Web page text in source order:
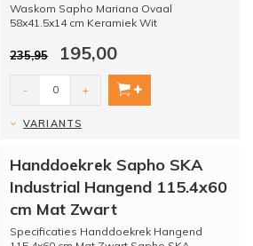
Waskom Sapho Mariana Ovaal
58x41.5x14 cm Keramiek Wit
235,95 195,00
- +
VARIANTS
Handdoekrek Sapho SKA
Industrial Hangend 115.4x60
cm Mat Zwart
Specificaties Handdoekrek Hangend